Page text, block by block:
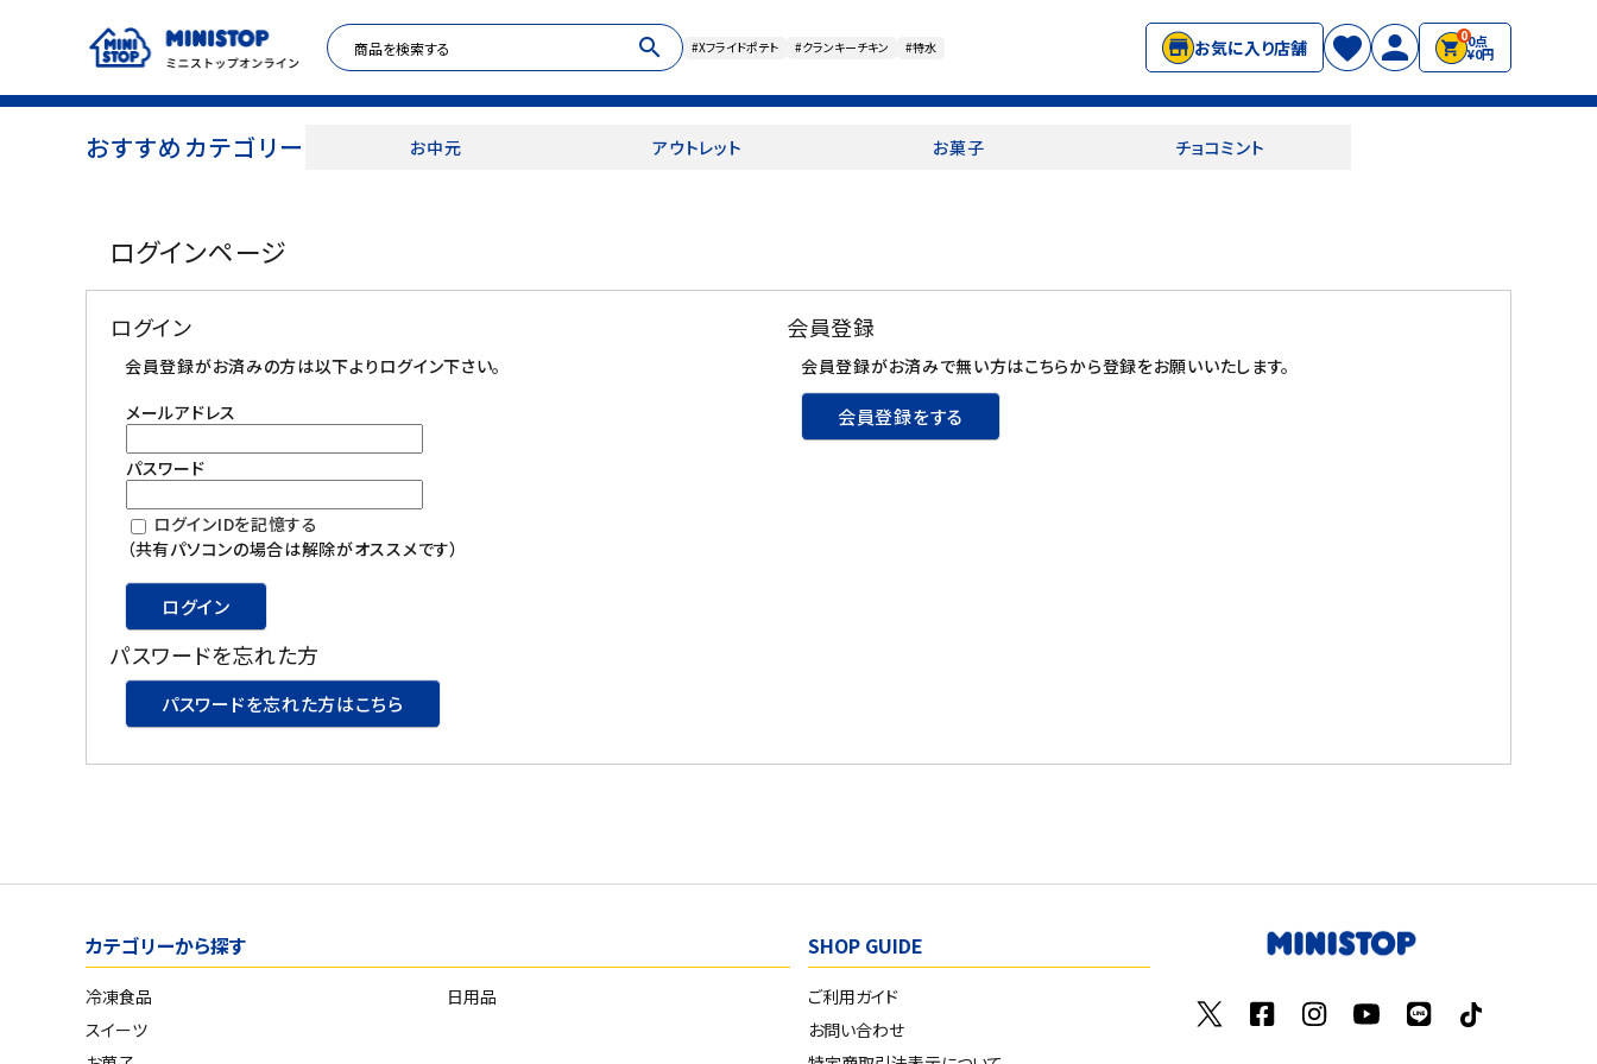
search #Xフライドポテト #クランキーチキン #特水 お気に入り店舗
00点
¥0円
おすすめカテゴリー お中元 アウトレット お菓子 チョコミント
ログイン person 新規登録
カテゴリから探す
冷凍食品
スイーツ
日用品
セール
フードロス
ペット用品
ログインページ
ログイン
会員登録がお済みの方は以下よりログイン下さい。
メールアドレス
パスワード
ログインIDを記憶する
（共有パソコンの場合は解除がオススメです）
ログイン
パスワードを忘れた方
パスワードを忘れた方はこちら
会員登録
会員登録がお済みで無い方はこちらから登録をお願いいたします。
会員登録をする
カテゴリーから探す
冷凍食品
スイーツ
日用品
SHOP GUIDE
ご利用ガイド
お問い合わせ